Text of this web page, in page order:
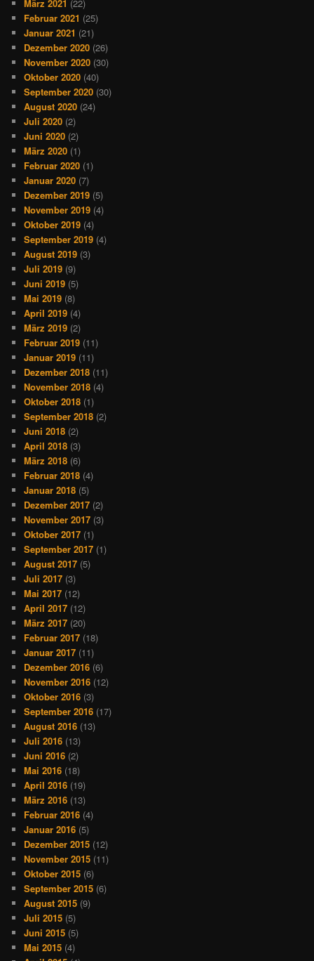
März 2021 (22)
Februar 2021 (25)
Januar 2021 (21)
Dezember 2020 (26)
November 2020 (30)
Oktober 2020 (40)
September 2020 (30)
August 2020 (24)
Juli 2020 (2)
Juni 2020 (2)
März 2020 (1)
Februar 2020 (1)
Januar 2020 (7)
Dezember 2019 (5)
November 2019 (4)
Oktober 2019 (4)
September 2019 (4)
August 2019 (3)
Juli 2019 (9)
Juni 2019 (5)
Mai 2019 (8)
April 2019 (4)
März 2019 (2)
Februar 2019 (11)
Januar 2019 (11)
Dezember 2018 (11)
November 2018 (4)
Oktober 2018 (1)
September 2018 (2)
Juni 2018 (2)
April 2018 (3)
März 2018 (6)
Februar 2018 (4)
Januar 2018 (5)
Dezember 2017 (2)
November 2017 (3)
Oktober 2017 (1)
September 2017 (1)
August 2017 (5)
Juli 2017 (3)
Mai 2017 (12)
April 2017 (12)
März 2017 (20)
Februar 2017 (18)
Januar 2017 (11)
Dezember 2016 (6)
November 2016 (12)
Oktober 2016 (3)
September 2016 (17)
August 2016 (13)
Juli 2016 (13)
Juni 2016 (2)
Mai 2016 (18)
April 2016 (19)
März 2016 (13)
Februar 2016 (4)
Januar 2016 (5)
Dezember 2015 (12)
November 2015 (11)
Oktober 2015 (6)
September 2015 (6)
August 2015 (9)
Juli 2015 (5)
Juni 2015 (5)
Mai 2015 (4)